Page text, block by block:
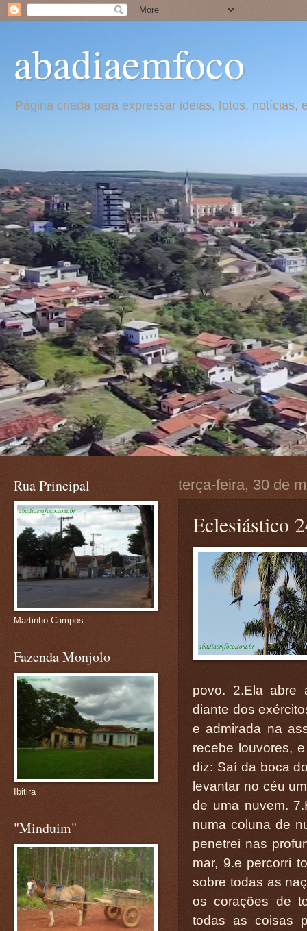
abadiaemfoco
Página criada para expressar ideias, fotos,
terça-feira, 30 de
Eclesiástico
povo. 2.Ela abre
diante dos
e admirada na
recebe louvores,
diz: Saí da boca
levantar no céu
de uma nuvem.
numa coluna de
penetrei nas
mar, 9.e percorri
sobre todas as
os corações de
todas as coisas
Rua Principal
Martinho Campos
Fazenda Monjolo
Ibitira
"Minduim"